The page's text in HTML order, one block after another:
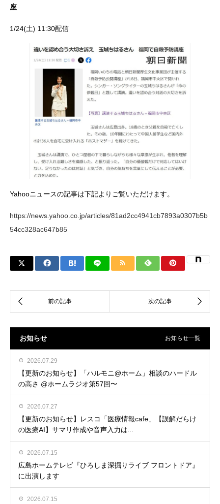
座
1/24(土) 11:30配信
Yahooニュースの記事は下記よりご覧いただけます。
https://news.yahoo.co.jp/articles/81ad2cc4941cb7893a0307b5b
54cc328ac647b85
お知らせ お知らせ一覧
2026.07.29
【更新のお知らせ】「ハルモニ@ホーム」相談のハードル
の高さ @ホームラジオ第57回〜
2026.07.27
【更新のお知らせ】レスコ「医療情報cafe」【誤解だらけ
の医療AI】サマリ作成や音声入力は...
2026.07.15
広島ホームテレビ『ひろしま深掘りライブ フロントドア』
に出演します
2026.07.15